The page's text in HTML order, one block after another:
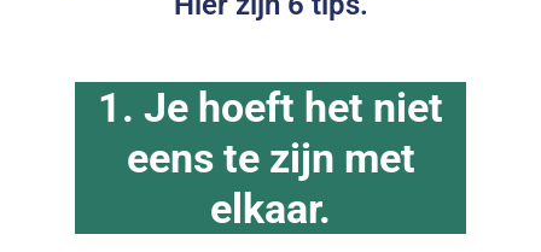
1. Je hoeft het niet
eens te zijn met
elkaar.